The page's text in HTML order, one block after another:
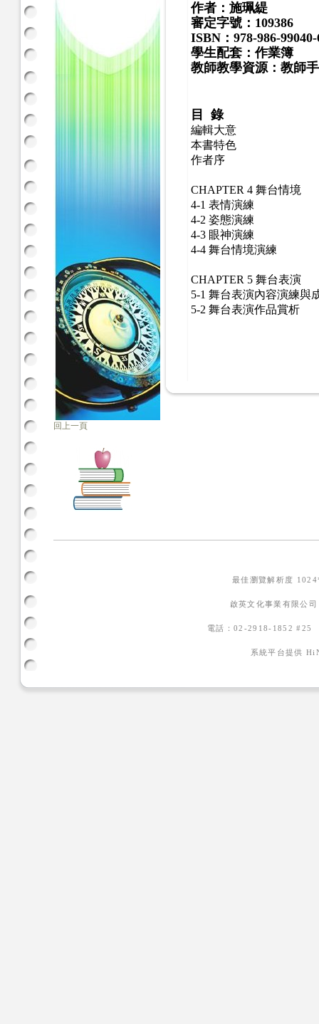
回上一頁
作者：施珮緹
審定字號：109386
ISBN：978-986-
學生配套：作業簿
教師教學資源：教師
目 錄
編輯大意
本書特色
作者序
CHAPTER 4 舞台情境
4-1 表情演練
4-2 姿態演練
4-3 眼神演練
4-4 舞台情境演練
CHAPTER 5 舞台表演
5-1 舞台表演內容演練與
5-2 舞台表演作品賞析
最佳瀏覽解析度
啟英文化事業有限公
電話：02-2918-1852
系統平台提供